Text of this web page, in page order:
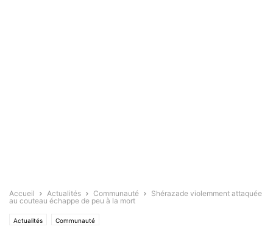
Accueil Actualités Communauté
Shérazade violemment attaquée
au couteau échappe de peu à la mort
Actualités Communauté